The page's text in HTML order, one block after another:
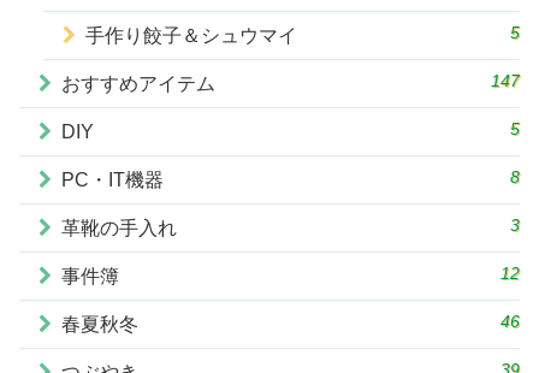
手作り餃子＆シュウマイ 5
おすすめアイテム 147
DIY 5
PC・IT機器 8
革靴の手入れ 3
事件簿 12
春夏秋冬 46